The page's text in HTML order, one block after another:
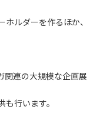
ルダーを作るほか、
関連の大規模な企画展
行います。